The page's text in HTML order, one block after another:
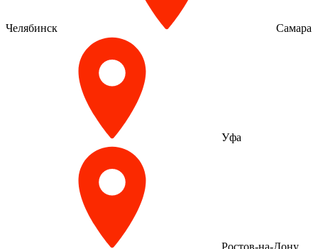
Челябинск Самара
Уфа
Ростов-на-Дону